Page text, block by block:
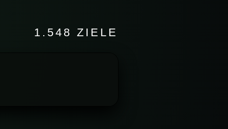
1.548 ZIELE